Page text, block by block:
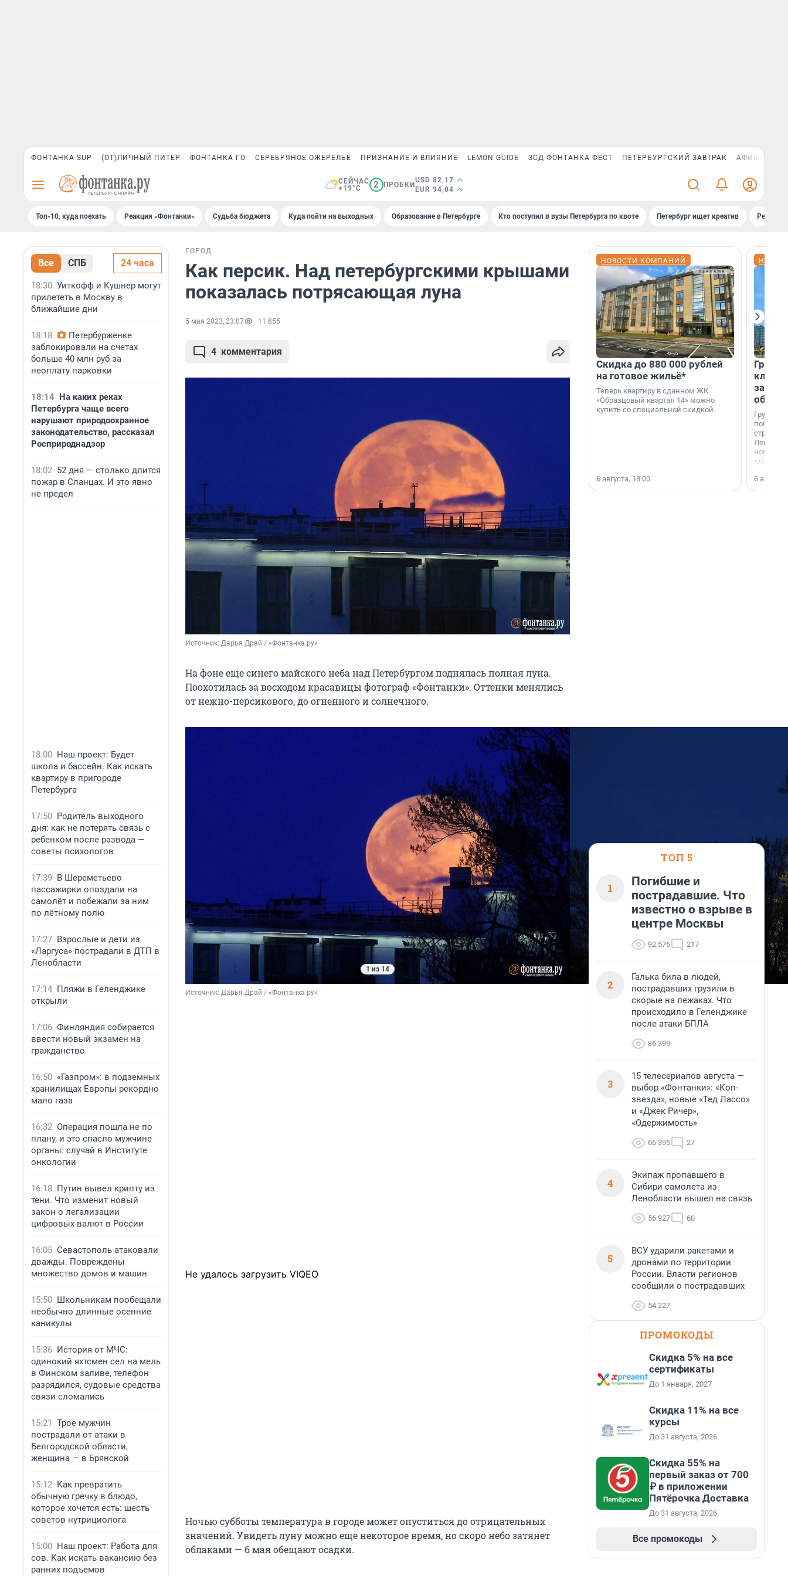
ФОНТАНКА SUP (ОТ)ЛИЧНЫЙ ПИТЕР ФОНТАНКА ГО СЕРЕБРЯНОЕ ОЖЕРЕЛЬЕ ПРИЗНАНИЕ И ВЛИЯНИЕ LEMON GUIDE ЗСД ФОНТАНКА ФЕСТ ПЕТЕРБУРГСКИЙ ЗАВТРАК АФИША PLUS
СЕЙЧАС
+19°C
2 ПРОБКИ
USD 82,17
EUR 94,84
Топ-10, куда поехать Реакция «Фонтанки» Судьба бюджета Куда пойти на выходных Образование в Петербурге Кто поступил в вузы Петербурга по квоте Петербург ищет креатив
Все СПБ 24 часа
18:30 Уиткофф и Кушнер могут
прилететь в Москву в
ближайшие дни
18:18
Петербурженке
заблокировали на счетах
больше 40 млн руб за
неоплату парковки
18:14 На каких реках
Петербурга чаще всего
нарушают природоохранное
законодательство, рассказал
Росприроднадзор
18:02 52 дня — столько длится
пожар в Сланцах. И это явно
не предел
18:00 Наш проект: Будет
школа и бассейн. Как искать
квартиру в пригороде
Петербурга
17:50 Родитель выходного
дня: как не потерять связь с
ребенком после развода —
советы психологов
17:39 В Шереметьево
пассажирки опоздали на
самолёт и побежали за ним
по лётному полю
17:27 Взрослые и дети из
«Ларгуса» пострадали в ДТП в
Ленобласти
17:14 Пляжи в Геленджике
открыли
17:06 Финляндия собирается
ввести новый экзамен на
гражданство
16:50 «Газпром»: в подземных
хранилищах Европы рекордно
мало газа
16:32 Операция пошла не по
плану, и это спасло мужчине
органы: случай в Институте
онкологии
16:18 Путин вывел крипту из
тени. Что изменит новый
закон о легализации
цифровых валют в России
16:05 Севастополь атаковали
дважды. Повреждены
множество домов и машин
15:50 Школьникам пообещали
необычно длинные осенние
каникулы
15:36 История от МЧС:
одинокий яхтсмен сел на мель
в Финском заливе, телефон
разрядился, судовые средства
связи сломались
15:21 Трое мужчин
пострадали от атаки в
Белгородской области,
женщина — в Брянской
15:12 Как превратить
обычную гречку в блюдо,
которое хочется есть: шесть
советов нутрициолога
15:00 Наш проект: Работа для
сов. Как искать вакансию без
ранних подъемов
ГОРОД
Как персик. Над петербургскими крышами
показалась потрясающая луна
5 мая 2023, 23:07 11 855
4 комментария
Источник: Дарья Драй / «Фонтанка.ру»
На фоне еще синего майского неба над Петербургом поднялась полная луна.
Поохотилась за восходом красавицы фотограф «Фонтанки». Оттенки менялись
от нежно-персикового, до огненного и солнечного.
1 из 14
Источник: Дарья Драй / «Фонтанка.ру»
Не удалось загрузить VIQEO
Ночью субботы температура в городе может опуститься до отрицательных
значений. Увидеть луну можно еще некоторое время, но скоро небо затянет
облаками — 6 мая обещают осадки.
НОВОСТИ КОМПАНИЙ
Скидка до 880 000 рублей
на готовое жильё*
Теперь квартиру в сданном ЖК
«Образцовый квартал 14» можно
купить со специальной скидкой.
6 августа, 18:00
Группа
области».
6
ТОП 5
1
Погибшие и
пострадавшие. Что
известно о взрыве в
центре Москвы
92 576 217
2
Галька била в людей,
пострадавших грузили в
скорые на лежаках. Что
происходило в Геленджике
после атаки БПЛА
86 399
3
15 телесериалов августа —
выбор «Фонтанки»: «Коп-
звезда», новые «Тед Лассо»
и «Джек Ричер»,
«Одержимость»
66 395 27
4
Экипаж пропавшего в
Сибири самолета из
Ленобласти вышел на связь
56 927 60
5
ВСУ ударили ракетами и
дронами по территории
России. Власти регионов
сообщили о пострадавших
54 227
ПРОМОКОДЫ
Скидка 5% на все
сертификаты
До 1 января, 2027
Скидка 11% на все
курсы
До 31 августа, 2026
Скидка 55% на
первый заказ от 700
₽ в приложении
Пятёрочка Доставка
До 31 августа, 2026
Все промокоды